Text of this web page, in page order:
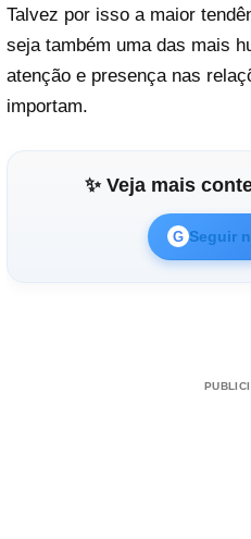
Talvez por isso a maior
seja também uma das mais
atenção e presença nas
importam.
✨ Veja mais
G Seguir